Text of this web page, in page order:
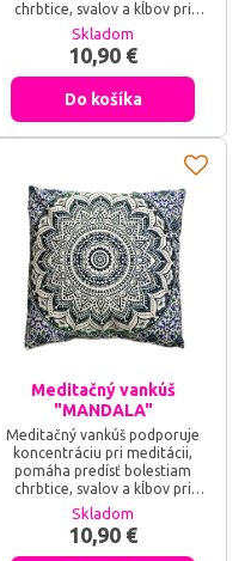
chrbtice, svalov a kĺbov pri
dlhšom sedení. Vďaka
meditačnému vankúšu budete
sedieť v stabilnej a pohodlnej
polohe, vaša chrbtica bude
vystretá, boky a členky uvoľnené
Skladom
10,90 €
Do košíka
Meditačný vankúš
"MANDALA"
Meditačný vankúš podporuje
koncentráciu pri meditácii,
pomáha predísť bolestiam
chrbtice, svalov a kĺbov pri
dlhšom sedení. Vďaka
meditačnému vankúšu budete
sedieť v stabilnej a pohodlnej
Skladom
10,90 €